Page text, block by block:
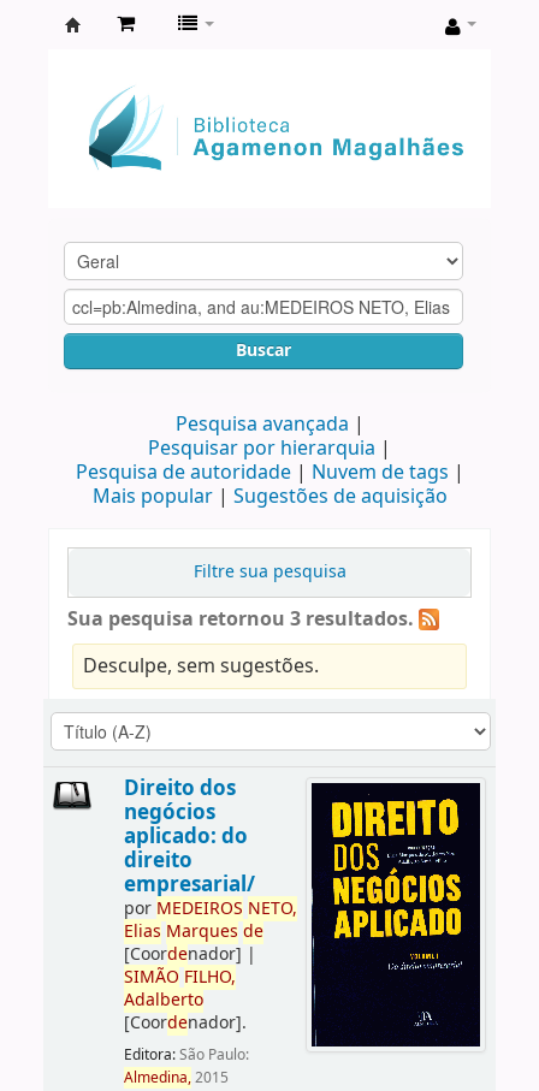
Agamenon
Magalhães
Buscar
Pesquisa avançada
Pesquisar por hierarquia
Pesquisa de autoridade
Nuvem de tags
Mais popular
Sugestões de aquisição
Filtre sua pesquisa
Sua pesquisa retornou 3 resultados.
Desculpe, sem sugestões.
Direito dos
negócios
aplicado: do
direito
empresarial/
por MEDEIROS NETO,
Elias Marques de
[Coordenador] |
SIMÃO FILHO,
Adalberto
[Coordenador].
Editora:São Paulo:
Almedina,2015